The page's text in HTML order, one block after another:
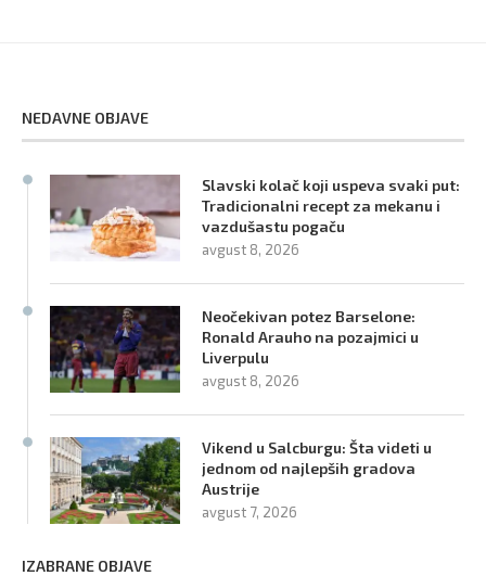
NEDAVNE OBJAVE
Slavski kolač koji uspeva svaki put:
Tradicionalni recept za mekanu i
vazdušastu pogaču
avgust 8, 2026
Neočekivan potez Barselone:
Ronald Arauho na pozajmici u
Liverpulu
avgust 8, 2026
Vikend u Salcburgu: Šta videti u
jednom od najlepših gradova
Austrije
avgust 7, 2026
IZABRANE OBJAVE